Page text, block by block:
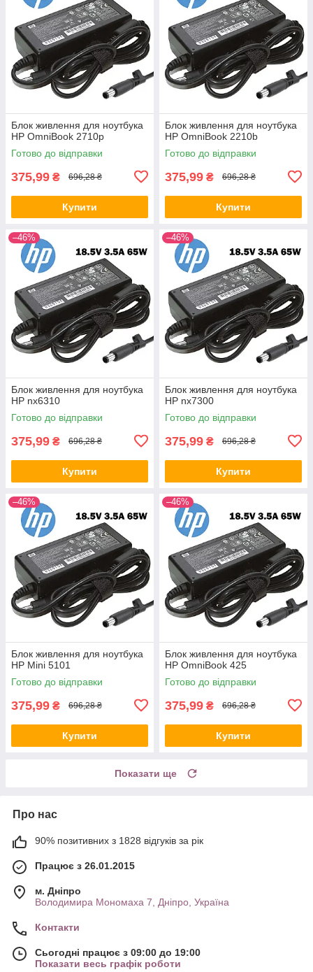
Блок живлення для ноутбука
HP OmniBook 2710p
Готово до відправки
375,99 ₴ 696,28 ₴
Купити
Блок живлення для ноутбука
HP OmniBook 2210b
Готово до відправки
375,99 ₴ 696,28 ₴
Купити
–46%
Блок живлення для ноутбука
HP nx6310
Готово до відправки
375,99 ₴ 696,28 ₴
Купити
–46%
Блок живлення для ноутбука
HP nx7300
Готово до відправки
375,99 ₴ 696,28 ₴
Купити
–46%
Блок живлення для ноутбука
HP Mini 5101
Готово до відправки
375,99 ₴ 696,28 ₴
Купити
–46%
Блок живлення для ноутбука
HP OmniBook 425
Готово до відправки
375,99 ₴ 696,28 ₴
Купити
Показати ще
Про нас
90% позитивних з 1828 відгуків за рік
Працює з 26.01.2015
м. Дніпро
Володимира Мономаха 7, Дніпро, Україна
Контакти
Сьогодні працює з 09:00 до 19:00
Показати весь графік роботи